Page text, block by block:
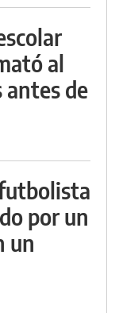
al
antes de
por un
un